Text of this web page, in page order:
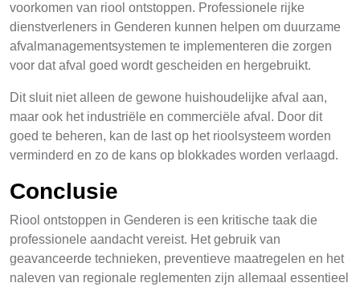
voorkomen van riool ontstoppen. Professionele rijke
dienstverleners in Genderen kunnen helpen om duurzame
afvalmanagementsystemen te implementeren die zorgen
voor dat afval goed wordt gescheiden en hergebruikt.
Dit sluit niet alleen de gewone huishoudelijke afval aan,
maar ook het industriële en commerciële afval. Door dit
goed te beheren, kan de last op het rioolsysteem worden
verminderd en zo de kans op blokkades worden verlaagd.
Conclusie
Riool ontstoppen in Genderen is een kritische taak die
professionele aandacht vereist. Het gebruik van
geavanceerde technieken, preventieve maatregelen en het
naleven van regionale reglementen zijn allemaal essentieel